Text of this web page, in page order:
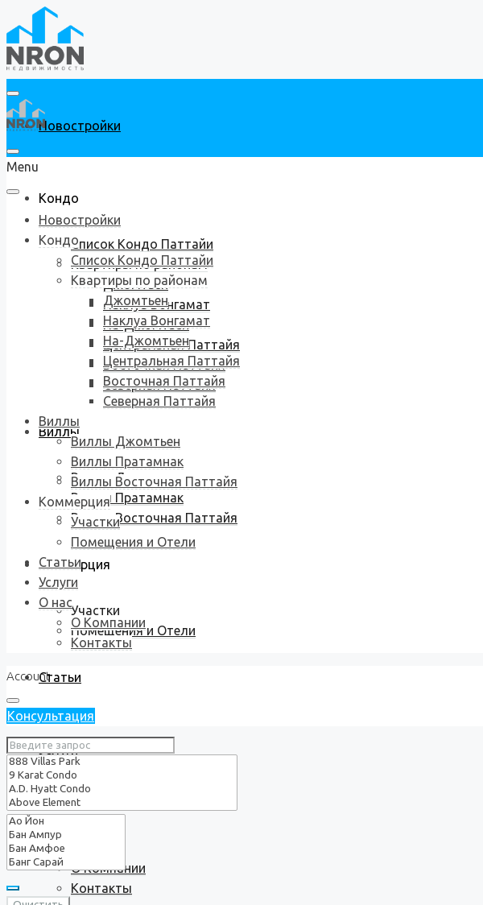
Новостройки
Кондо
Список Кондо Паттайи
Квартиры по районам
Джомтьен
Наклуа Вонгамат
На-Джомтьен
Центральная Паттайя
Восточная Паттайя
Северная Паттайя
Виллы
Виллы Джомтьен
Виллы Пратамнак
Виллы Восточная Паттайя
Коммерция
Участки
Помещения и Отели
Статьи
Услуги
О нас
О Компании
Контакты
Menu
Новостройки
Кондо
Список Кондо Паттайи
Квартиры по районам
Джомтьен
Наклуа Вонгамат
На-Джомтьен
Центральная Паттайя
Восточная Паттайя
Северная Паттайя
Виллы
Виллы Джомтьен
Виллы Пратамнак
Виллы Восточная Паттайя
Коммерция
Участки
Помещения и Отели
Статьи
Услуги
О нас
О Компании
Контакты
Account
Консультация